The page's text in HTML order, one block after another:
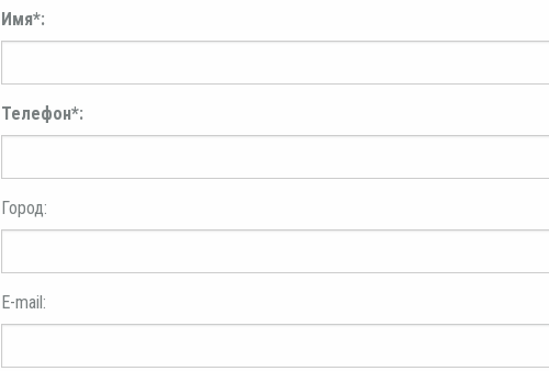
Имя*:
Телефон*:
Город:
E-mail: